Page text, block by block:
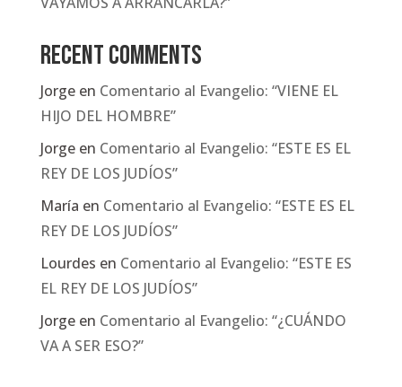
Recent Comments
Jorgeen Comentario al Evangelio: “VIENE EL
HIJO DEL HOMBRE”
Jorgeen Comentario al Evangelio: “ESTE ES EL
REY DE LOS JUDÍOS”
María en Comentario al Evangelio: “ESTE ES EL
REY DE LOS JUDÍOS”
Lourdes en Comentario al Evangelio: “ESTE ES
EL REY DE LOS JUDÍOS”
Jorgeen Comentario al Evangelio: “¿CUÁNDO
VA A SER ESO?”